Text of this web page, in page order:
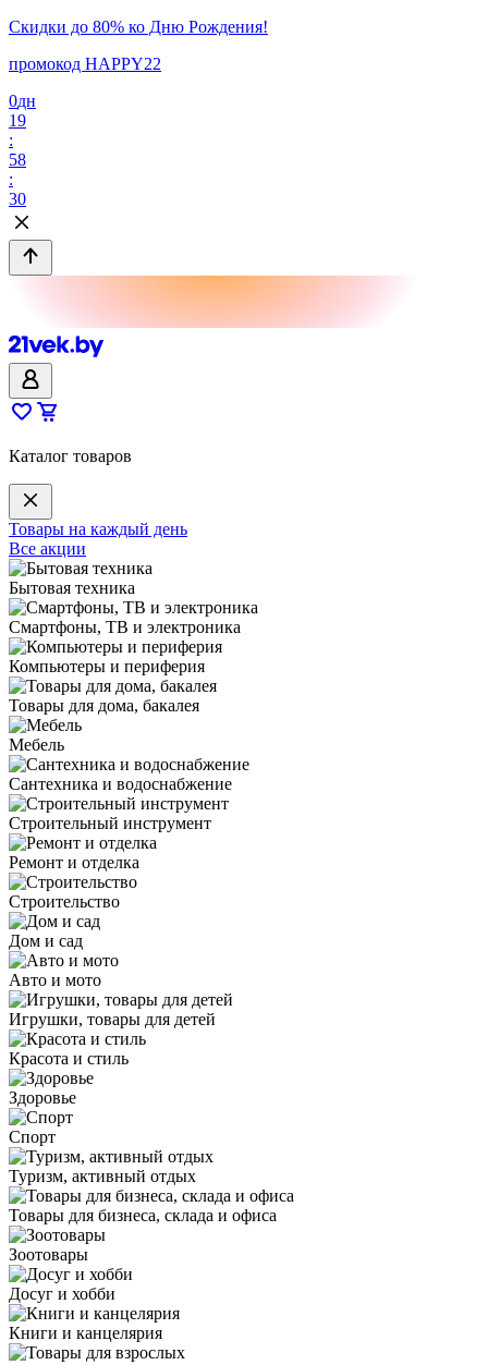
Скидки до 80% ко Дню Рождения!
промокод HAPPY22
0дн
19
:
58
:
30
Каталог товаров
Товары на каждый день
Все акции
Бытовая техника
Смартфоны, ТВ и электроника
Компьютеры и периферия
Товары для дома, бакалея
Мебель
Сантехника и водоснабжение
Строительный инструмент
Ремонт и отделка
Строительство
Дом и сад
Авто и мото
Игрушки, товары для детей
Красота и стиль
Здоровье
Спорт
Туризм, активный отдых
Товары для бизнеса, склада и офиса
Зоотовары
Досуг и хобби
Книги и канцелярия